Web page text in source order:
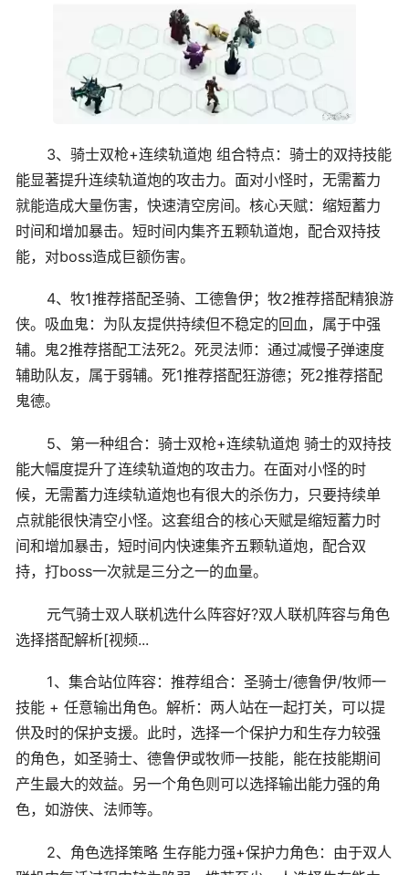
3、骑士双枪+连续轨道炮 组合特点：骑士的双持技能
能显著提升连续轨道炮的攻击力。面对小怪时，无需蓄力
就能造成大量伤害，快速清空房间。核心天赋：缩短蓄力
时间和增加暴击。短时间内集齐五颗轨道炮，配合双持技
能，对boss造成巨额伤害。
4、牧1推荐搭配圣骑、工德鲁伊；牧2推荐搭配精狼游
侠。吸血鬼：为队友提供持续但不稳定的回血，属于中强
辅。鬼2推荐搭配工法死2。死灵法师：通过减慢子弹速度
辅助队友，属于弱辅。死1推荐搭配狂游德；死2推荐搭配
鬼德。
5、第一种组合：骑士双枪+连续轨道炮 骑士的双持技
能大幅度提升了连续轨道炮的攻击力。在面对小怪的时
候，无需蓄力连续轨道炮也有很大的杀伤力，只要持续单
点就能很快清空小怪。这套组合的核心天赋是缩短蓄力时
间和增加暴击，短时间内快速集齐五颗轨道炮，配合双
持，打boss一次就是三分之一的血量。
元气骑士双人联机选什么阵容好?双人联机阵容与角色
选择搭配解析[视频...
1、集合站位阵容：推荐组合：圣骑士/德鲁伊/牧师一
技能 + 任意输出角色。解析：两人站在一起打关，可以提
供及时的保护支援。此时，选择一个保护力和生存力较强
的角色，如圣骑士、德鲁伊或牧师一技能，能在技能期间
产生最大的效益。另一个角色则可以选择输出能力强的角
色，如游侠、法师等。
2、角色选择策略 生存能力强+保护力角色：由于双人